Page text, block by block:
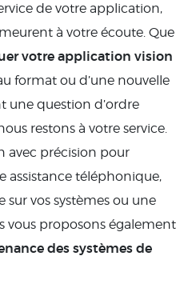
de votre application,
à votre écoute. Que
votre application vision
format ou d’une nouvelle
une question d’ordre
restons à votre service.
avec précision pour
assistance téléphonique,
vos systèmes ou une
vous proposons également
des systèmes de